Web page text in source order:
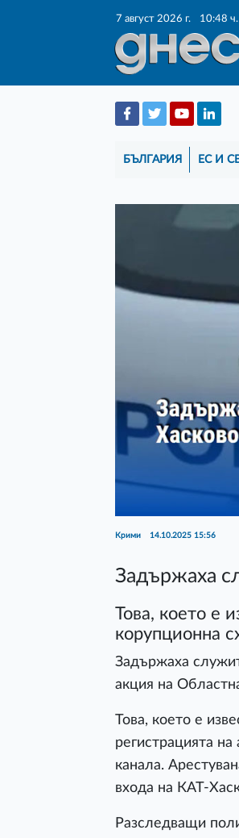
7 август 2026 г. 10:48 ч.
БЪЛГАРИЯ ЕС И
Крими 14.10.2025 15:56
Задържаха
Това, което е
корупционна
Задържаха
акция на
Това, което е
регистрацията
канала.
входа на КАТ-
Разследващи